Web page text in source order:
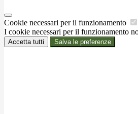
Cookie necessari per il funzionamento
I cookie necessari per il funzionamento
Accetta tutti Salva le preferenze